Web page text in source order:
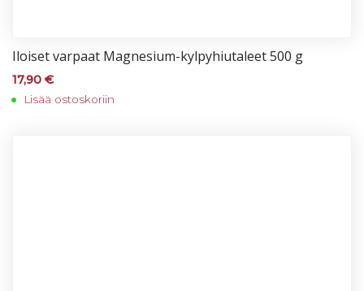
Iloi­set var­paat Mag­ne­sium-kyl­py­hiu­ta­leet 500 g
17,90 €
Lisää ostoskoriin